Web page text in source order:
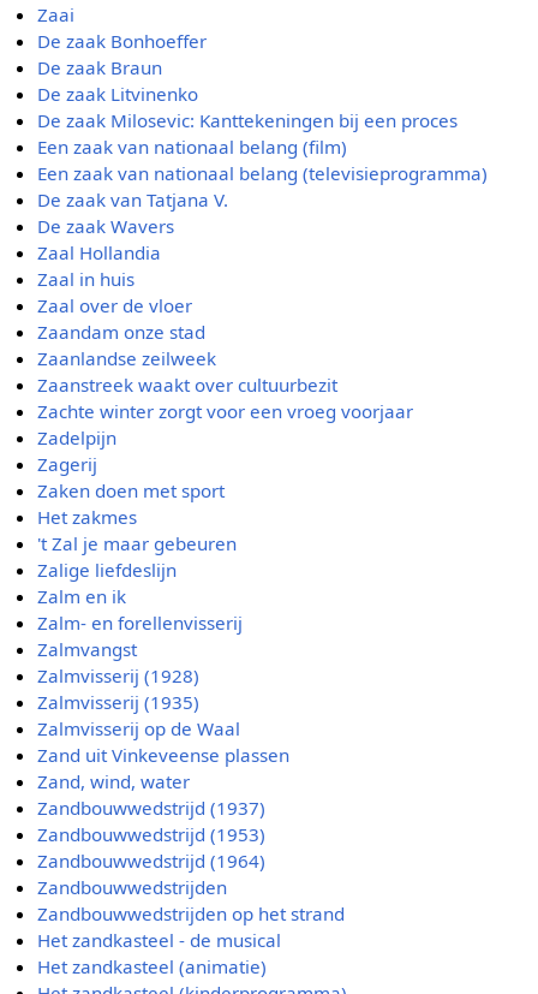
Zaai
De zaak Bonhoeffer
De zaak Braun
De zaak Litvinenko
De zaak Milosevic: Kanttekeningen bij een proces
Een zaak van nationaal belang (film)
Een zaak van nationaal belang (televisieprogramma)
De zaak van Tatjana V.
De zaak Wavers
Zaal Hollandia
Zaal in huis
Zaal over de vloer
Zaandam onze stad
Zaanlandse zeilweek
Zaanstreek waakt over cultuurbezit
Zachte winter zorgt voor een vroeg voorjaar
Zadelpijn
Zagerij
Zaken doen met sport
Het zakmes
't Zal je maar gebeuren
Zalige liefdeslijn
Zalm en ik
Zalm- en forellenvisserij
Zalmvangst
Zalmvisserij (1928)
Zalmvisserij (1935)
Zalmvisserij op de Waal
Zand uit Vinkeveense plassen
Zand, wind, water
Zandbouwwedstrijd (1937)
Zandbouwwedstrijd (1953)
Zandbouwwedstrijd (1964)
Zandbouwwedstrijden
Zandbouwwedstrijden op het strand
Het zandkasteel - de musical
Het zandkasteel (animatie)